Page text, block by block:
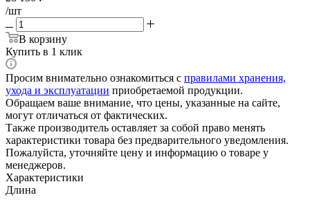
/шт
В корзину
Купить в 1 клик
Просим внимательно ознакомиться с правилами хранения,
ухода и эксплуатации приобретаемой продукции.
Обращаем ваше внимание, что цены, указанные на сайте,
могут отличаться от фактических.
Также производитель оставляет за собой право менять
характеристики товара без предварительного уведомления.
Пожалуйста, уточняйте цену и информацию о товаре у
менеджеров.
Характеристики
Длина